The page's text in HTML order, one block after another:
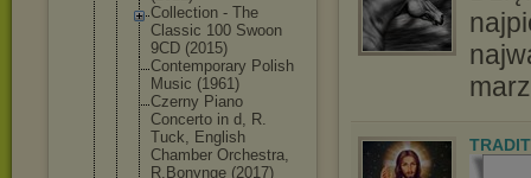
Collection - The
Classic 100 Swoon
9CD (2015)
Contemporary Polish
Music (1961)
Czerny Piano
Concerto in d, R.
Tuck, English
Chamber Orchestra,
R.Bonynge (2017)